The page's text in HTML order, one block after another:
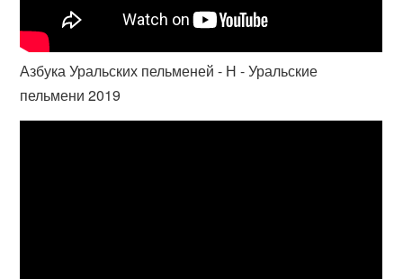
Азбука Уральских пельменей - Н - Уральские
пельмени 2019